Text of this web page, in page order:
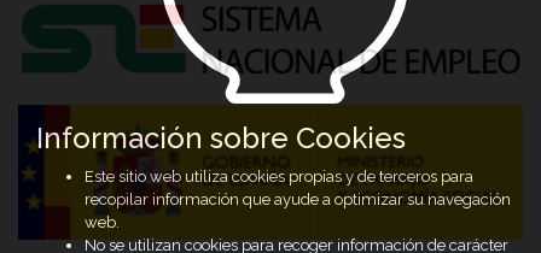
Información sobre Cookies
Este sitio web utiliza cookies propias y de terceros para
recopilar información que ayude a optimizar su navegación
web.
No se utilizan cookies para recoger información de carácter